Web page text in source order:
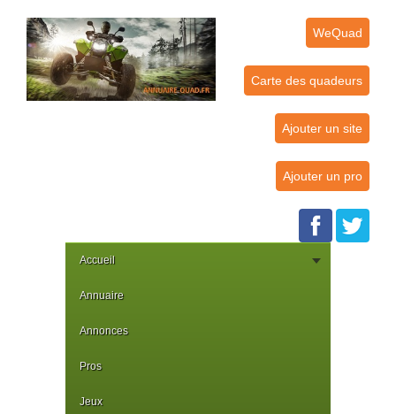
WeQuad
Carte des quadeurs
Ajouter un site
Ajouter un pro
Accueil
Annuaire
Annonces
Pros
Jeux